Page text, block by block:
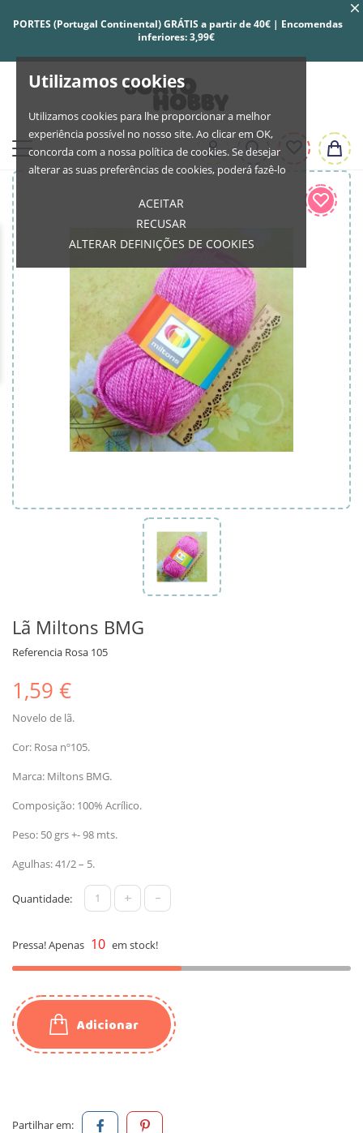
Utilizamos cookies
Utilizamos cookies para lhe proporcionar a melhor
experiência possível no nosso site. Ao clicar em OK,
concorda com a nossa política de cookies. Se desejar
alterar as suas preferências de cookies, poderá fazê-lo
ACEITAR
RECUSAR
ALTERAR DEFINIÇÕES DE COOKIES
PORTES (Portugal Continental) GRÁTIS a partir de 40€ | Encomendas
inferiores: 3,99€
Lã Miltons BMG
Referencia Rosa 105
1,59 €
Novelo de lã.
Cor: Rosa nº105.
Marca: Miltons BMG.
Composição: 100% Acrílico.
Peso: 50 grs +- 98 mts.
Agulhas: 41/2 – 5.
Quantidade: + -
Pressa! Apenas 10 em stock!
Adicionar
Partilhar em: